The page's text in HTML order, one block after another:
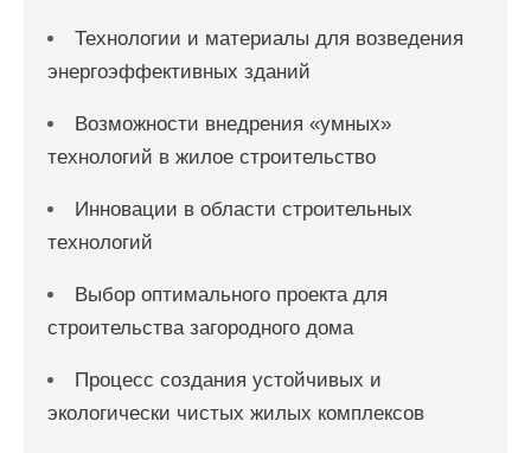
Технологии и материалы для возведения
энергоэффективных зданий
Возможности внедрения «умных»
технологий в жилое строительство
Инновации в области строительных
технологий
Выбор оптимального проекта для
строительства загородного дома
Процесс создания устойчивых и
экологически чистых жилых комплексов